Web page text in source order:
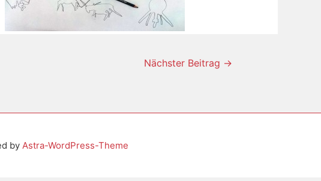
Nächster Beitrag →
by Astra-WordPress-Theme